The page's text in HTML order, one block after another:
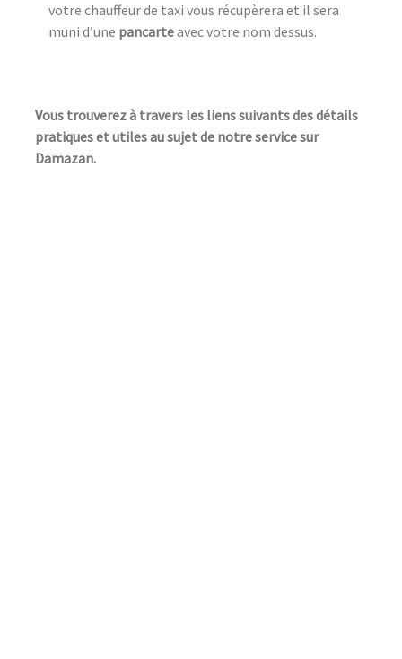
votre chauffeur de taxi vous récupèrera et il sera
muni d’une pancarteavec votre nom dessus.
Vous trouverez à travers les liens suivants des détails
pratiques et utiles au sujet de notre service sur
Damazan.